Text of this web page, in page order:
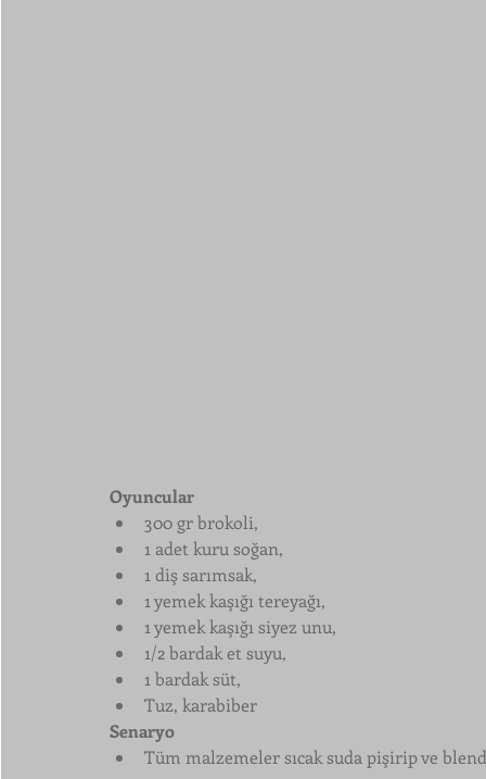
Oyuncular
300 gr brokoli,
1 adet kuru soğan,
1 diş sarımsak,
1 yemek kaşığı tereyağı,
1 yemek kaşığı siyez unu,
1/2 bardak et suyu,
1 bardak süt,
Tuz, karabiber
Senaryo
Tüm malzemeler sıcak suda pişirip ve